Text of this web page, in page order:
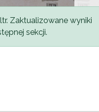
Zaktualizowane wyniki
sekcji.